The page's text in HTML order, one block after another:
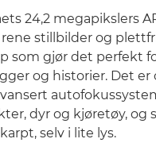
24,2 megapikslers
stillbilder og
som gjør det perfekt
og historier. Det er
dyr og kjøretøy, og
selv i lite lys.